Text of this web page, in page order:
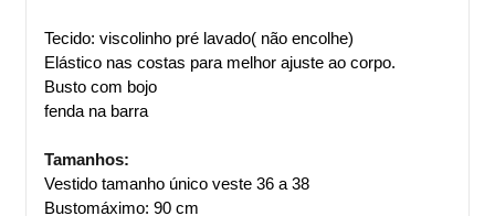
Tecido: viscolinho pré lavado( não encolhe)
Elástico nas costas para melhor ajuste ao corpo.
Busto com bojo
fenda na barra
Tamanhos:
Vestido tamanho único veste 36 a 38
Bustomáximo: 90 cm